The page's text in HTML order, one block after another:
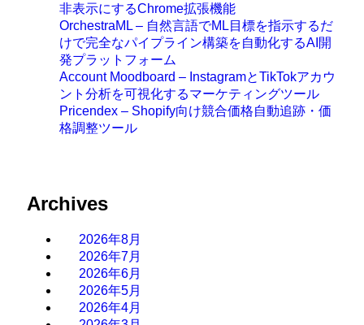
非表示にするChrome拡張機能
OrchestraML – 自然言語でML目標を指示するだ
けで完全なパイプライン構築を自動化するAI開
発プラットフォーム
Account Moodboard – InstagramとTikTokアカウ
ント分析を可視化するマーケティングツール
Pricendex – Shopify向け競合価格自動追跡・価
格調整ツール
Archives
2026年8月
2026年7月
2026年6月
2026年5月
2026年4月